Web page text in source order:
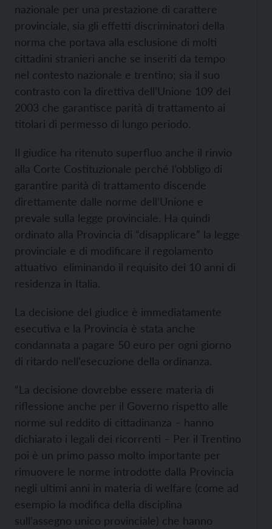
nazionale per una prestazione di carattere
provinciale, sia gli effetti discriminatori della
norma che portava alla esclusione di molti
cittadini stranieri anche se inseriti da tempo
nel contesto nazionale e trentino; sia il suo
contrasto con la direttiva dell’Unione 109 del
2003 che garantisce parità di trattamento ai
titolari di permesso di lungo periodo.
Il giudice ha ritenuto superfluo anche il rinvio
alla Corte Costituzionale perché l’obbligo di
garantire parità di trattamento discende
direttamente dalle norme dell’Unione e
prevale sulla legge provinciale. Ha quindi
ordinato alla Provincia di “disapplicare” la legge
provinciale e di modificare il regolamento
attuativo eliminando il requisito dei 10 anni di
residenza in Italia.
La decisione del giudice è immediatamente
esecutiva e la Provincia è stata anche
condannata a pagare 50 euro per ogni giorno
di ritardo nell’esecuzione della ordinanza.
“La decisione dovrebbe essere materia di
riflessione anche per il Governo rispetto alle
norme sul reddito di cittadinanza – hanno
dichiarato i legali dei ricorrenti – Per il Trentino
poi è un primo passo molto importante per
rimuovere le norme introdotte dalla Provincia
negli ultimi anni in materia di welfare (come ad
esempio la modifica della disciplina
sull’assegno unico provinciale) che hanno